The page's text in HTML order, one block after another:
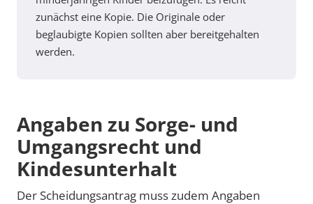
zunächst eine Kopie. Die Originale oder
beglaubigte Kopien sollten aber bereitgehalten
werden.
Angaben zu Sorge- und
Umgangsrecht und
Kindesunterhalt
Der Scheidungsantrag muss zudem Angaben